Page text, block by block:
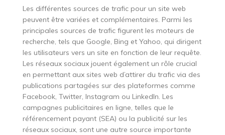
Les différentes sources de trafic pour un site web
peuvent être variées et complémentaires. Parmi les
principales sources de trafic figurent les moteurs de
recherche, tels que Google, Bing et Yahoo, qui dirigent
les utilisateurs vers un site en fonction de leur requête.
Les réseaux sociaux jouent également un rôle crucial
en permettant aux sites web d’attirer du trafic via des
publications partagées sur des plateformes comme
Facebook, Twitter, Instagram ou LinkedIn. Les
campagnes publicitaires en ligne, telles que le
référencement payant (SEA) ou la publicité sur les
réseaux sociaux, sont une autre source importante